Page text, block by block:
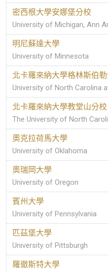
密西根大學安娜堡分校
University of Michigan, Ann
明尼蘇達大學
University of Minnesota
北卡羅來納大學格林斯伯
University of North Carolina
北卡羅來納大學教堂山分校
The University of North
奧克拉荷馬大學
University of Oklahoma
奧瑞岡大學
University of Oregon
賓州大學
University of Pennsylvania
匹茲堡大學
University of Pittsburgh
羅徹斯特大學